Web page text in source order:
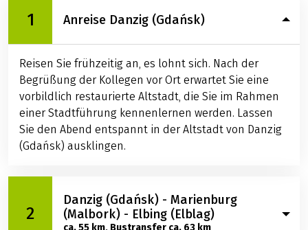
1 Anreise Danzig (Gdańsk)
Reisen Sie frühzeitig an, es lohnt sich. Nach der
Begrüßung der Kollegen vor Ort erwartet Sie eine
vorbildlich restaurierte Altstadt, die Sie im Rahmen
einer Stadtführung kennenlernen werden. Lassen
Sie den Abend entspannt in der Altstadt von Danzig
(Gdańsk) ausklingen.
2
Danzig (Gdańsk) - Marienburg
(Malbork) - Elbing (Elblag)
ca. 55 km, Bustransfer ca. 63 km